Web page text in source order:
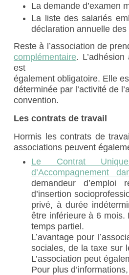
La demande d’examen
La liste des salariés
déclaration annuelle
Reste à l’association de
complémentaire.
est
également obligatoire. Elle
déterminée par l’activité de
convention.
Les contrats de travail
Hormis les contrats de
associations peuvent
Le Contrat
d’Accompagnement
demandeur d’emploi
d’insertion
privé, à durée
être inférieure à 6
temps partiel.
L’avantage pour
sociales, de la taxe sur
L’association peut
Pour plus